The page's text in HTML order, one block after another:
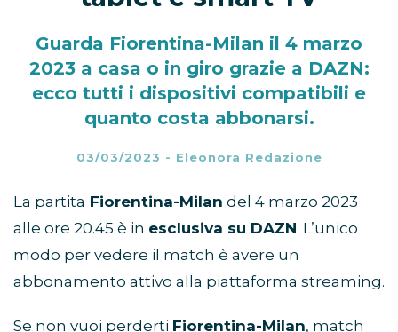
Guarda Fiorentina-Milan il 4 marzo
2023 a casa o in giro grazie a DAZN:
ecco tutti i dispositivi compatibili e
quanto costa abbonarsi.
03/03/2023 - Eleonora Redazione
La partita Fiorentina-Milan del 4 marzo 2023
alle ore 20.45 è in esclusiva su DAZN. L’unico
modo per vedere il match è avere un
abbonamento attivo alla piattaforma streaming.
Se non vuoi perderti Fiorentina-Milan, match